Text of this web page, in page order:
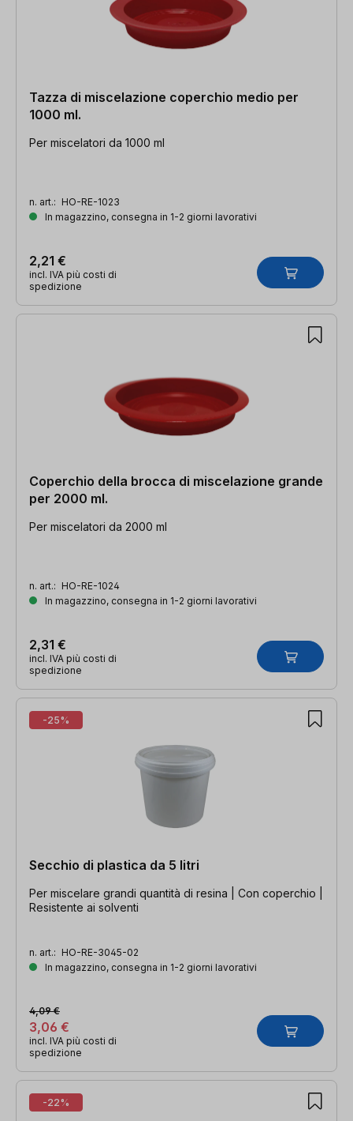
Tazza di miscelazione coperchio medio per
1000 ml.
Per miscelatori da 1000 ml
n. art.: HO-RE-1023
In magazzino, consegna in 1-2 giorni lavorativi
2,21 €
incl. IVA più costi di
spedizione
Coperchio della brocca di miscelazione grande
per 2000 ml.
Per miscelatori da 2000 ml
n. art.: HO-RE-1024
In magazzino, consegna in 1-2 giorni lavorativi
2,31 €
incl. IVA più costi di
spedizione
-25%
Secchio di plastica da 5 litri
Per miscelare grandi quantità di resina | Con coperchio |
Resistente ai solventi
n. art.: HO-RE-3045-02
In magazzino, consegna in 1-2 giorni lavorativi
3,06 €
4,09 €
incl. IVA più costi di
spedizione
-22%